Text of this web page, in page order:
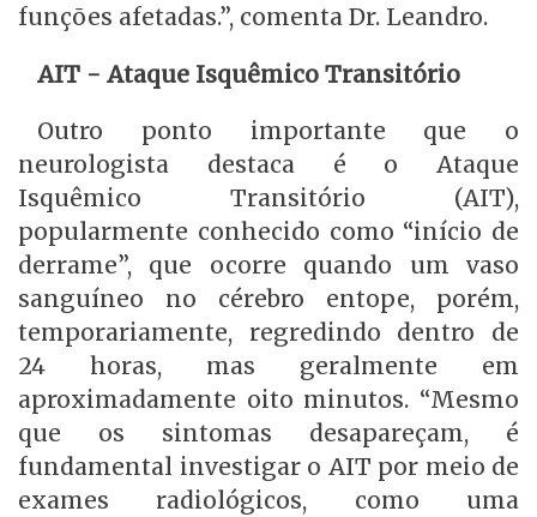
funções afetadas.”, comenta Dr. Leandro.
AIT - Ataque Isquêmico Transitório
Outro ponto importante que o
neurologista destaca é o Ataque
Isquêmico Transitório (AIT),
popularmente conhecido como “início de
derrame”, que ocorre quando um vaso
sanguíneo no cérebro entope, porém,
temporariamente, regredindo dentro de
24 horas, mas geralmente em
aproximadamente oito minutos. “Mesmo
que os sintomas desapareçam, é
fundamental investigar o AIT por meio de
exames radiológicos, como uma